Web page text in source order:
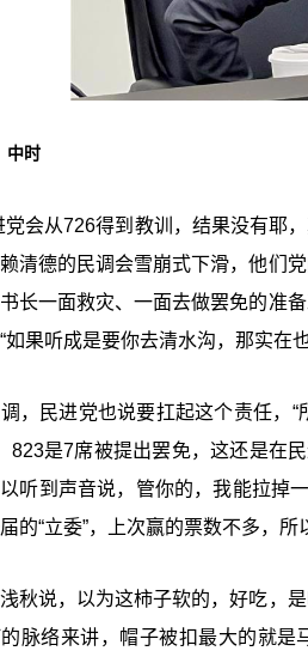
中时
党会从726得到教训，结果没有耶
清德的民调会雪崩式下滑，他们
长一面救灾、一面去做罢免的准
如果听成是要你去清水沟，那实在
，民进党也说要扛起这个责任，
823是7席被提出罢免，这还是在
听到声音说，管你的，我能拉掉
的“立委”，上次赢的票数不多，所
秋说，以为这柿子软的，好吃，
脉络来讲，帽子被扣最大的就是